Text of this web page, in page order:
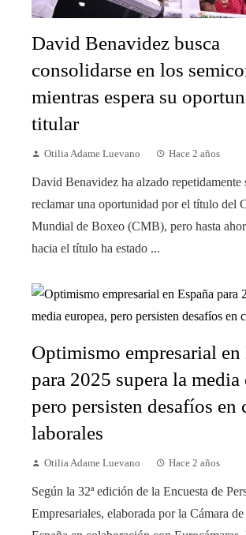
David Benavidez busca
consolidarse en los
mientras espera su
titular
Otilia Adame Luevano Hace 2 años
David Benavidez ha alzado repetidamente
reclamar una oportunidad por el título del
Mundial de Boxeo (CMB), pero hasta
hacia el título ha estado ...
Optimismo empresarial en
para 2025 supera la media
pero persisten desafíos en
laborales
Otilia Adame Luevano Hace 2 años
Según la 32ª edición de la Encuesta de
Empresariales, elaborada por la Cámara